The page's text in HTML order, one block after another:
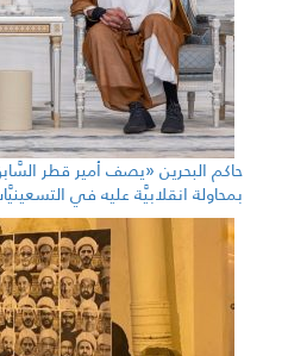
حاكم البحرين «يصف أمير قطر السَّابق
بمحاولة انقلابيَّة عليه في التسعينيَّات» –